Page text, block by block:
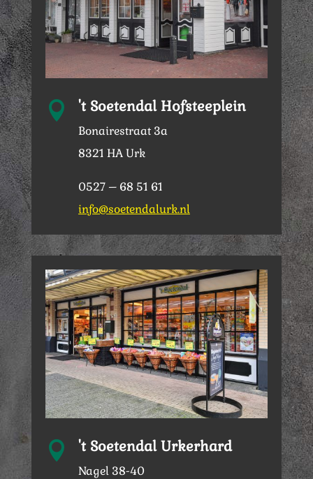
 't Soetendal Hofsteeplein
Bonairestraat 3a
8321 HA Urk
0527 – 68 51 61
info@soetendalurk.nl
 't Soetendal Urkerhard
Nagel 38-40